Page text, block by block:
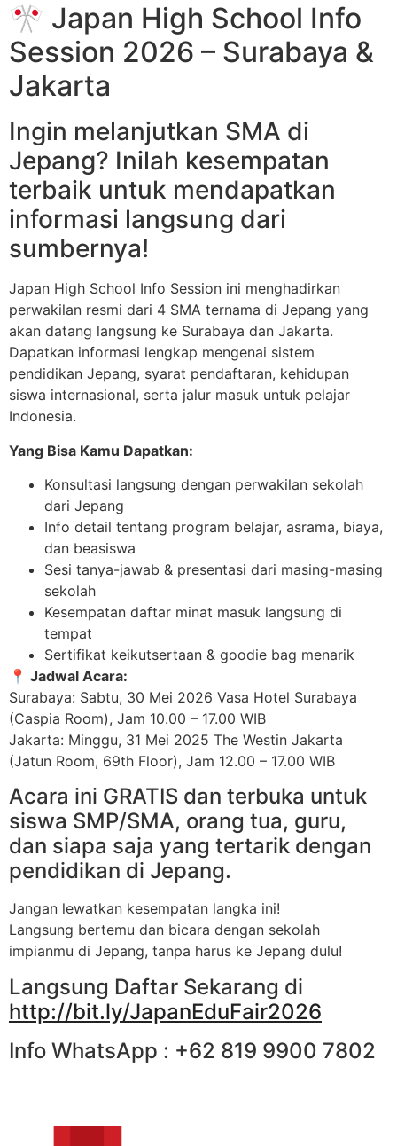
🎌 Japan High School Info
Session 2026 – Surabaya &
Jakarta
Ingin melanjutkan SMA di
Jepang? Inilah kesempatan
terbaik untuk mendapatkan
informasi langsung dari
sumbernya!
Japan High School Info Session ini menghadirkan
perwakilan resmi dari 4 SMA ternama di Jepang yang
akan datang langsung ke Surabaya dan Jakarta.
Dapatkan informasi lengkap mengenai sistem
pendidikan Jepang, syarat pendaftaran, kehidupan
siswa internasional, serta jalur masuk untuk pelajar
Indonesia.
Yang Bisa Kamu Dapatkan:
Konsultasi langsung dengan perwakilan sekolah
dari Jepang
Info detail tentang program belajar, asrama, biaya,
dan beasiswa
Sesi tanya-jawab & presentasi dari masing-masing
sekolah
Kesempatan daftar minat masuk langsung di
tempat
Sertifikat keikutsertaan & goodie bag menarik
📍 Jadwal Acara:
Surabaya: Sabtu, 30 Mei 2026 Vasa Hotel Surabaya
(Caspia Room), Jam 10.00 – 17.00 WIB
Jakarta: Minggu, 31 Mei 2025 The Westin Jakarta
(Jatun Room, 69th Floor), Jam 12.00 – 17.00 WIB
Acara ini GRATIS dan terbuka untuk
siswa SMP/SMA, orang tua, guru,
dan siapa saja yang tertarik dengan
pendidikan di Jepang.
Jangan lewatkan kesempatan langka ini!
Langsung bertemu dan bicara dengan sekolah
impianmu di Jepang, tanpa harus ke Jepang dulu!
Langsung Daftar Sekarang di
http://bit.ly/JapanEduFair2026
Info WhatsApp : +62 819 9900 7802